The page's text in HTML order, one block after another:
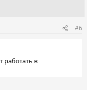
#6
работать в